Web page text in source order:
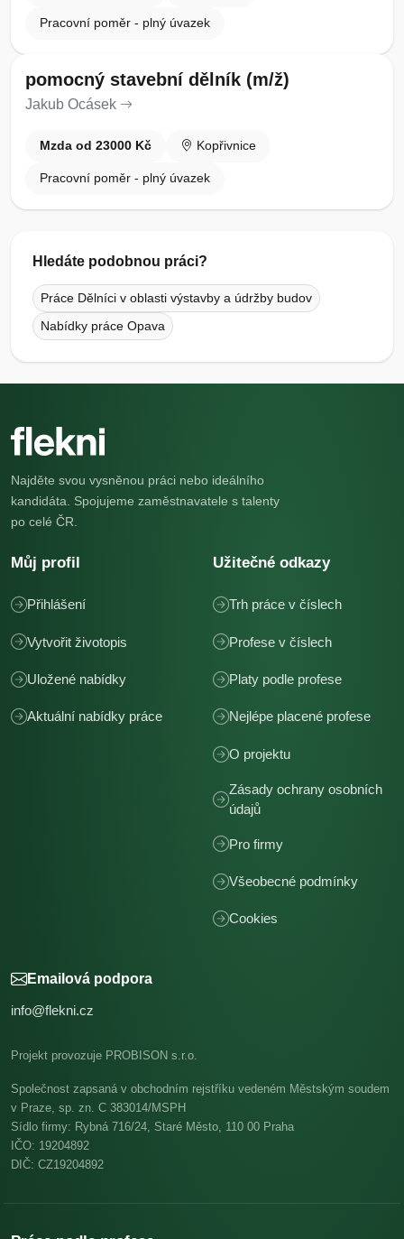
Pracovní poměr - plný úvazek
pomocný stavební dělník (m/ž)
Jakub Ocásek
Mzda od 23000 Kč Kopřivnice
Pracovní poměr - plný úvazek
Hledáte podobnou práci?
Práce Dělníci v oblasti výstavby a údržby budov
Nabídky práce Opava
Najděte svou vysněnou práci nebo ideálního
kandidáta. Spojujeme zaměstnavatele s talenty
po celé ČR.
Můj profil
Přihlášení
Vytvořit životopis
Uložené nabídky
Aktuální nabídky práce
Užitečné odkazy
Trh práce v číslech
Profese v číslech
Platy podle profese
Nejlépe placené profese
O projektu
Zásady ochrany osobních
údajů
Pro firmy
Všeobecné podmínky
Cookies
Emailová podpora
info@flekni.cz
Projekt provozuje PROBISON s.r.o.
Společnost zapsaná v obchodním rejstříku vedeném Městským soudem
v Praze, sp. zn. C 383014/MSPH
Sídlo firmy: Rybná 716/24, Staré Město, 110 00 Praha
IČO: 19204892
DIČ: CZ19204892